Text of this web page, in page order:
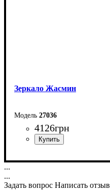
Зеркало Жасмин
27036
4126грн
Ширина: 94 см
...
...
Задать вопрос Написать отзыв